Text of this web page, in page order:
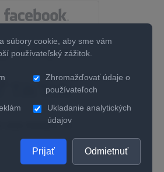
© 2026 PARADIS.SK
súbory cookie, aby sme vám
používateľský zážitok.
Zhromažďovať údaje o
používateľoch
Ukladanie analytických
údajov
Prijať Odmietnuť